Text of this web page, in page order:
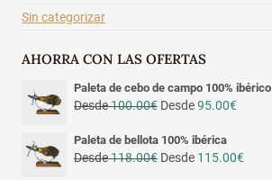
Sin categorizar
AHORRA CON LAS OFERTAS
Paleta de cebo de campo 100% ibérico
Desde100.00€ Desde95.00€
Paleta de bellota 100% ibérica
Desde118.00€ Desde 115.00€